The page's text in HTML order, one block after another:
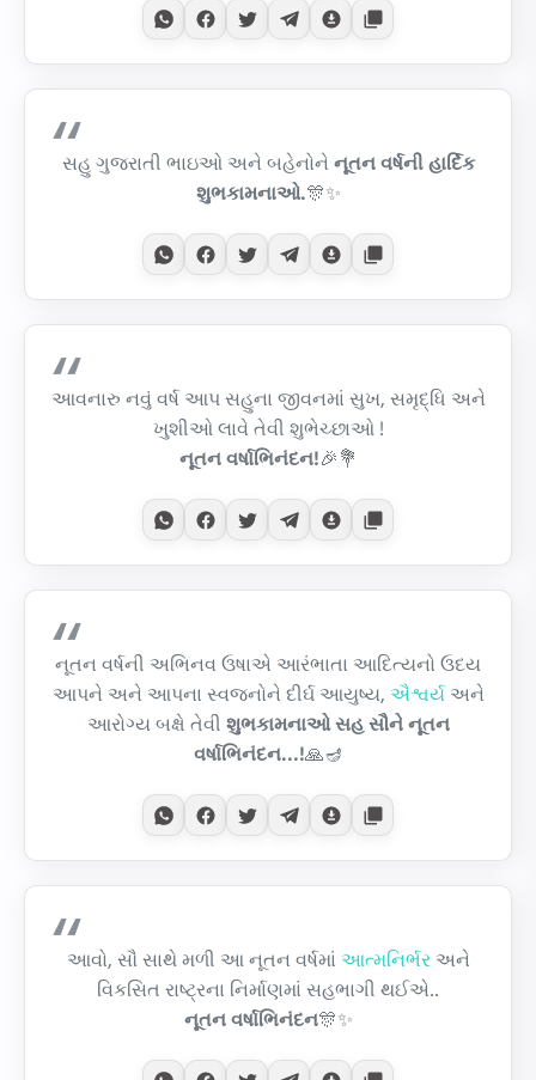
સહુ ગુજરાતી ભાઇઓ અને બહેનોને નૂતન વર્ષની હાર્દિક
શુભકામનાઓ.🎊✨
આવનારુ નવું વર્ષ આપ સહુના જીવનમાં સુખ, સમૃદ્ધિ અને
ખુશીઓ લાવે તેવી શુભેચ્છાઓ !
નૂતન વર્ષાભિનંદન!🎉💐
નૂતન વર્ષની અભિનવ ઉષાએ આરંભાતા આદિત્યનો ઉદય
આપને અને આપના સ્વજનોને દીર્ઘ આયુષ્ય, ઐશ્વર્યઅને
આરોગ્ય બક્ષે તેવી શુભકામનાઓ સહ સૌને નૂતન
વર્ષાભિનંદન...!🙏🪔
આવો, સૌ સાથે મળી આ નૂતન વર્ષમાં આત્મનિર્ભરઅને
વિકસિત રાષ્ટ્રના નિર્માણમાં સહભાગી થઈએ..
નૂતન વર્ષાભિનંદન🎊✨